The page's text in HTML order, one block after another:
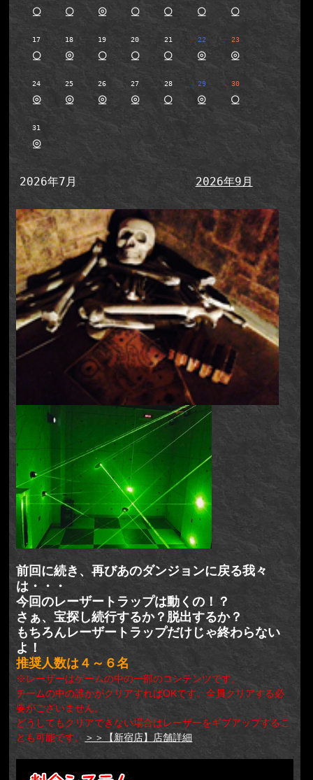
○ ○ ◎ ○ ○ ○ ○
17
○
18
◎
19
○
20
○
21
○
22
◎
23
◎
24
◎
25
◎
26
◎
27
◎
28
○
29
◎
30
○
31
◎
2026年7月 2026年9月
前回に続き、再びあのダンジョンに戻る我々
は・・・
今回のレーザートラップは動くの！？
さぁ、宝探し続行するか？脱出するか？
もちろんレーザートラップだけじゃ終わらない
よ！
推奨人数は４～６名
※レーザーはゲームの中の一部のコンテンツです。
チームの中の誰かがクリアすればOKです。全員クリアする必
要がございません。
どうしてもクリアできない場合はレーザーをギブアップするこ
とも可能です。
＞＞【新宿店】店舗詳細